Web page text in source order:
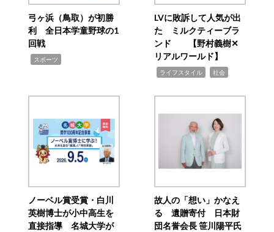
弓ヶ浜（鳥取）が初勝
利 全日本学童野球の1
回戦
スポーツ
LVに敗訴して人気が出
た ミルクティーブラ
ンド 【野村義樹✕
リアルワールド】
ライフスタイル 社会
ノーベル賞受賞・白川
英樹博士が小中高生を
直接指導 名城大学が
故人の「想い」かなえ
る 遺贈寄付 日本財
団名誉会長 笹川陽平氏